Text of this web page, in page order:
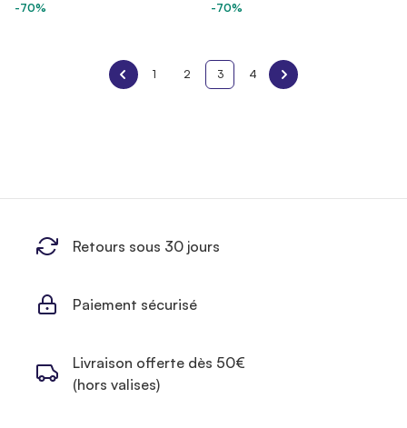
-70%
-70%
1 2 3 4
Retours sous 30 jours
Paiement sécurisé
Livraison offerte dès 50€
(hors valises)